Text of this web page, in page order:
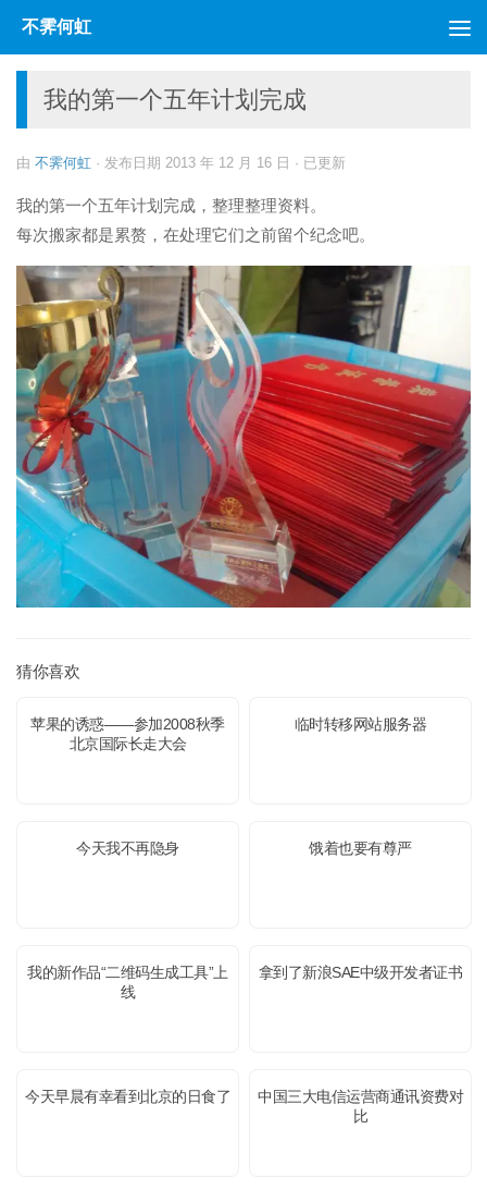
跳至内容
不霁何虹
我的第一个五年计划完成
由 不霁何虹 · 发布日期 2013 年 12 月 16 日 · 已更新
我的第一个五年计划完成，整理整理资料。
每次搬家都是累赘，在处理它们之前留个纪念吧。
猜你喜欢
苹果的诱惑——参加2008秋季
北京国际长走大会
临时转移网站服务器
今天我不再隐身 饿着也要有尊严
我的新作品“二维码生成工具”上
线
拿到了新浪SAE中级开发者证书
今天早晨有幸看到北京的日食了
中国三大电信运营商通讯资费对
比